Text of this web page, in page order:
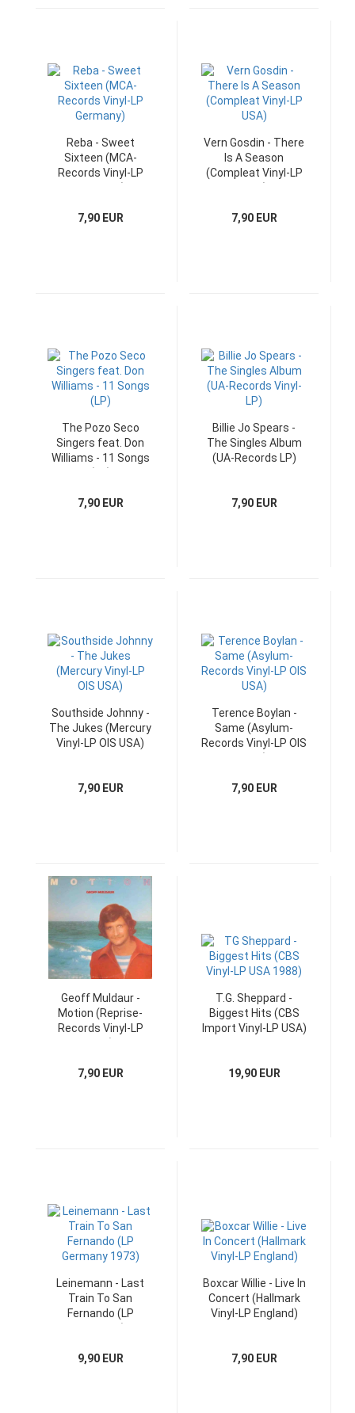
Reba - Sweet
Sixteen (MCA-
Records Vinyl-LP
7,90 EUR
Vern Gosdin - There
Is A Season
(Compleat Vinyl-LP
7,90 EUR
The Pozo Seco
Singers feat. Don
Williams - 11 Songs
7,90 EUR
Billie Jo Spears -
The Singles Album
(UA-Records LP)
7,90 EUR
Southside Johnny -
The Jukes (Mercury
Vinyl-LP OIS USA)
7,90 EUR
Terence Boylan -
Same (Asylum-
Records Vinyl-LP OIS
7,90 EUR
Geoff Muldaur -
Motion (Reprise-
Records Vinyl-LP
7,90 EUR
T.G. Sheppard -
Biggest Hits (CBS
Import Vinyl-LP USA)
19,90 EUR
Leinemann - Last
Train To San
Fernando (LP
9,90 EUR
Boxcar Willie - Live In
Concert (Hallmark
Vinyl-LP England)
7,90 EUR